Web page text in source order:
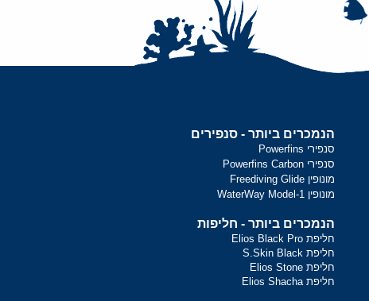
הנמכרים ביותר - סנפירים
סנפירי Powerfins
סנפירי Powerfins Carbon
מונופין Freediving Glide
מונופין WaterWay Model-1
הנמכרים ביותר - חליפות
חליפת Elios Black Pro
חליפת S.Skin Black
חליפת Elios Stone
חליפת Elios Shacha